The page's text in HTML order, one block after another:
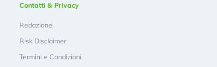
Contatti & Privacy
Redazione
Risk Disclaimer
Termini e Condizioni